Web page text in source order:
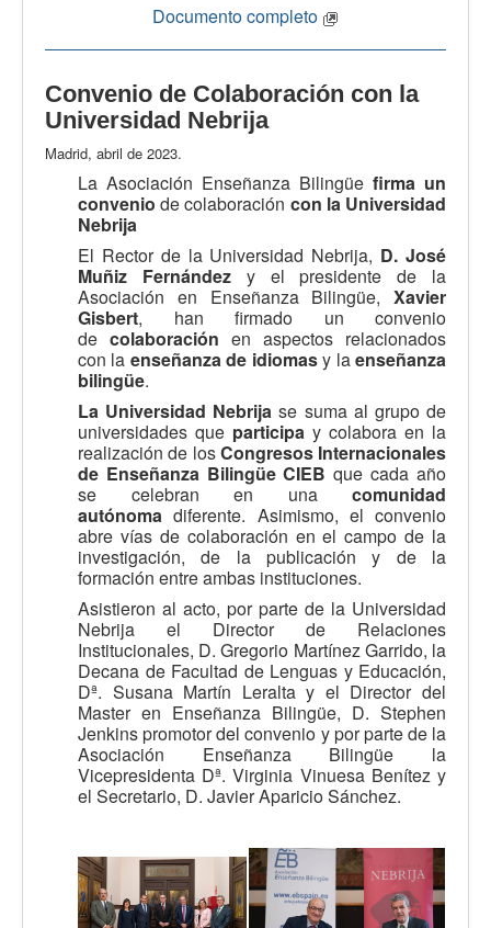
Documento completo
Convenio de Colaboración con la
Universidad Nebrija
Madrid, abril de 2023.
La Asociación Enseñanza Bilingüe firma un
convenio de colaboración con la Universidad
Nebrija
El Rector de la Universidad Nebrija, D. José
Muñiz Fernándezy el presidente de la
Asociación en Enseñanza Bilingüe, Xavier
Gisbert, han firmado un convenio
de colaboración en aspectos relacionados
con la enseñanza de idiomasy laenseñanza
bilingüe.
La Universidad Nebrija se suma al grupo de
universidades que participa y colabora en la
realización de losCongresos Internacionales
de Enseñanza Bilingüe CIEB que cada año
se celebran en una comunidad
autónoma diferente. Asimismo, el convenio
abre vías de colaboración en el campo de la
investigación, de la publicación y de la
formación entre ambas instituciones.
Asistieron al acto, por parte de la Universidad
Nebrija el Director de Relaciones
Institucionales, D. Gregorio Martínez Garrido, la
Decana de Facultad de Lenguas y Educación,
Dª. Susana Martín Leralta y el Director del
Master en Enseñanza Bilingüe, D. Stephen
Jenkins promotor del convenio y por parte de la
Asociación Enseñanza Bilingüe la
Vicepresidenta Dª. Virginia Vinuesa Benítez y
el Secretario, D. Javier Aparicio Sánchez.